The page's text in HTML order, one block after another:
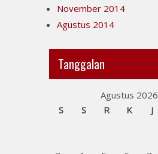
November 2014
Agustus 2014
Tanggalan
Agustus 2026
S
S R K J